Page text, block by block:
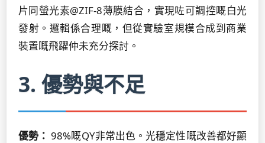
片同螢光素@ZIF-8薄膜結合，實現咗可調控嘅白光
發射。邏輯係合理嘅，但從實驗室規模合成到商業
裝置嘅飛躍仲未充分探討。
3. 優勢與不足
優勢： 98%嘅QY非常出色。光穩定性嘅改善都好顯